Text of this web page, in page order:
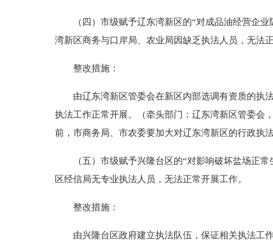
（四）市级赋予辽东湾新区的“对成品油经营企业
湾新区商务与口岸局、农业局因缺乏执法人员，无法
整改措施：
由辽东湾新区管委会在新区内部选调有资质的执法
执法工作正常开展。（牵头部门：辽东湾新区管委会
前，市商务局、市农委要加大对辽东湾新区的行政执
（五）市级赋予兴隆台区的“对影响破坏盐场正常
区经信局无专业执法人员，无法正常开展工作。
整改措施：
由兴隆台区政府建立执法队伍，保证相关执法工作